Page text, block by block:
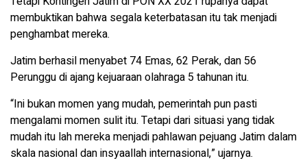
membuktikan bahwa segala keterbatasan itu tak menjadi
penghambat mereka.
Jatim berhasil menyabet 74 Emas, 62 Perak, dan 56
Perunggu di ajang kejuaraan olahraga 5 tahunan itu.
“Ini bukan momen yang mudah, pemerintah pun pasti
mengalami momen sulit itu. Tetapi dari situasi yang tidak
mudah itu lah mereka menjadi pahlawan pejuang Jatim dalam
skala nasional dan insyaallah internasional,” ujarnya.